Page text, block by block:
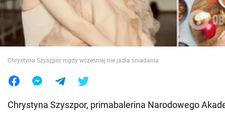
Świat
Jedzenie
Chrystyna Szyszpor nigdy wcześniej nie jadła śniadania
Chrystyna Szyszpor, primabalerina Narodowego